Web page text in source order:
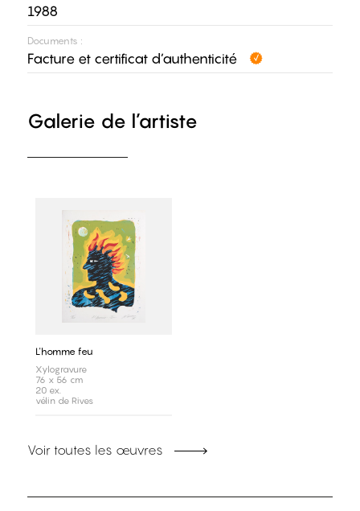
1988
Documents :
Facture et certificat d’authenticité
Galerie de l’artiste
L'homme feu
Xylogravure
76 x 56 cm
20 ex.
vélin de Rives
Voir toutes les œuvres